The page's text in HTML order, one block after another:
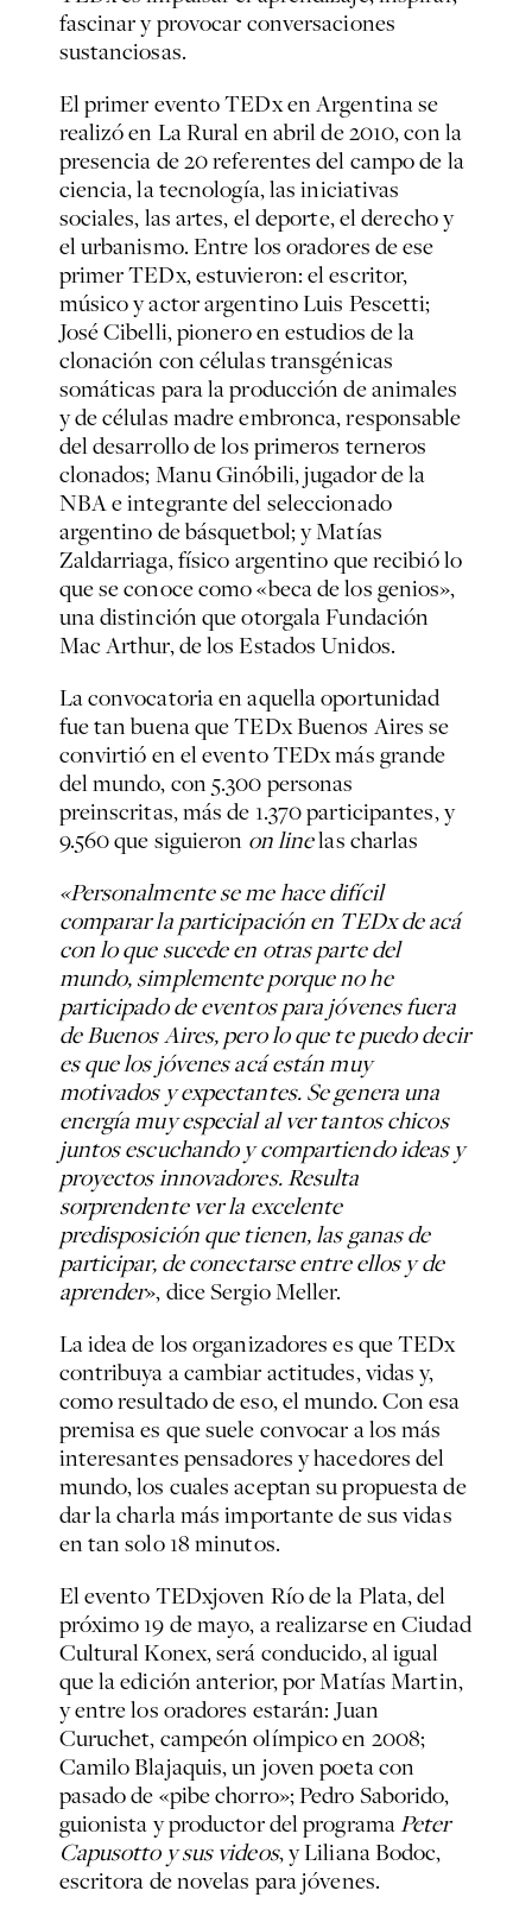
fascinar y provocar conversaciones
sustanciosas.
El primer evento TEDx en Argentina se
realizó en La Rural en abril de 2010, con la
presencia de 20 referentes del campo de la
ciencia, la tecnología, las iniciativas
sociales, las artes, el deporte, el derecho y
el urbanismo. Entre los oradores de ese
primer TEDx, estuvieron: el escritor,
músico y actor argentino Luis Pescetti;
José Cibelli, pionero en estudios de la
clonación con células transgénicas
somáticas para la producción de animales
y de células madre embronca, responsable
del desarrollo de los primeros terneros
clonados; Manu Ginóbili, jugador de la
NBA e integrante del seleccionado
argentino de básquetbol; y Matías
Zaldarriaga, físico argentino que recibió lo
que se conoce como «beca de los genios»,
una distinción que otorgala Fundación
Mac Arthur, de los Estados Unidos.
La convocatoria en aquella oportunidad
fue tan buena que TEDx Buenos Aires se
convirtió en el evento TEDx más grande
del mundo, con 5.300 personas
preinscritas, más de 1.370 participantes, y
9.560 que siguieron on linelas charlas
«Personalmente se me hace difícil
comparar la participación en TEDx de acá
con lo que sucede en otras parte del
mundo, simplemente porque no he
participado de eventos para jóvenes fuera
de Buenos Aires, pero lo que te puedo decir
es que los jóvenes acá están muy
motivados y expectantes. Se genera una
energía muy especial al ver tantos chicos
juntos escuchando y compartiendo ideas y
proyectos innovadores. Resulta
sorprendente ver la excelente
predisposición que tienen, las ganas de
participar, de conectarse entre ellos y de
aprender», dice Sergio Meller.
La idea de los organizadores es que TEDx
contribuya a cambiar actitudes, vidas y,
como resultado de eso, el mundo. Con esa
premisa es que suele convocar a los más
interesantes pensadores y hacedores del
mundo, los cuales aceptan su propuesta de
dar la charla más importante de sus vidas
en tan solo 18 minutos.
El evento TEDxjoven Río de la Plata, del
próximo 19 de mayo, a realizarse en Ciudad
Cultural Konex, será conducido, al igual
que la edición anterior, por Matías Martin,
y entre los oradores estarán: Juan
Curuchet, campeón olímpico en 2008;
Camilo Blajaquis, un joven poeta con
pasado de «pibe chorro»; Pedro Saborido,
guionista y productor del programaPeter
Capusotto y sus videos, y Liliana Bodoc,
escritora de novelas para jóvenes.